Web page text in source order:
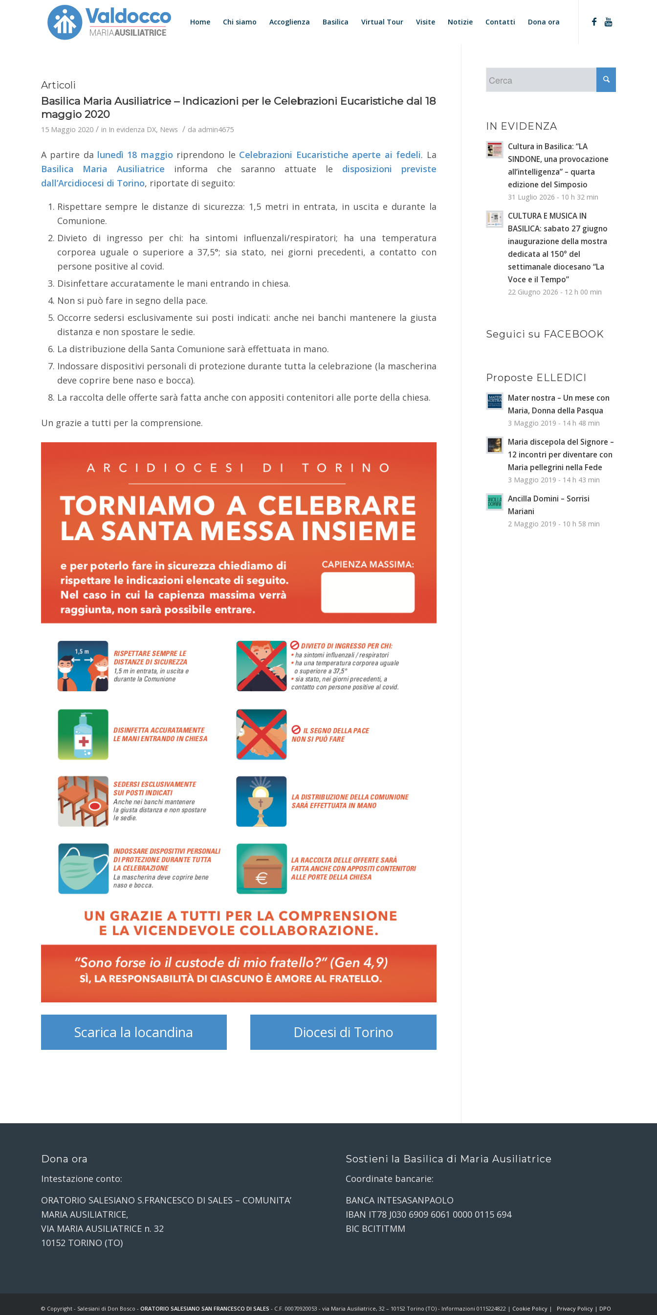
Home Chi siamo Accoglienza Basilica Virtual Tour Visite Notizie Contatti Dona ora
Articoli
Basilica Maria Ausiliatrice – Indicazioni per le Celebrazioni Eucaristiche dal 18
maggio 2020
15 Maggio 2020 / in In evidenza DX, News / da admin4675
A partire da lunedì 18 maggio riprendono le Celebrazioni Eucaristiche aperte ai fedeli. La
Basilica Maria Ausiliatrice informa che saranno attuate le disposizioni previste
dall’Arcidiocesi di Torino, riportate di seguito:
Rispettare sempre le distanze di sicurezza: 1,5 metri in entrata, in uscita e durante la
Comunione.
Divieto di ingresso per chi: ha sintomi influenzali/respiratori; ha una temperatura
corporea uguale o superiore a 37,5°; sia stato, nei giorni precedenti, a contatto con
persone positive al covid.
Disinfettare accuratamente le mani entrando in chiesa.
Non si può fare in segno della pace.
Occorre sedersi esclusivamente sui posti indicati: anche nei banchi mantenere la giusta
distanza e non spostare le sedie.
La distribuzione della Santa Comunione sarà effettuata in mano.
Indossare dispositivi personali di protezione durante tutta la celebrazione (la mascherina
deve coprire bene naso e bocca).
La raccolta delle offerte sarà fatta anche con appositi contenitori alle porte della chiesa.
Un grazie a tutti per la comprensione.
Scarica la locandina Diocesi di Torino
IN EVIDENZA
Cultura in Basilica: “LA
SINDONE, una provocazione
all’intelligenza” – quarta
edizione del Simposio
31 Luglio 2026 - 10 h 32 min
CULTURA E MUSICA IN
BASILICA: sabato 27 giugno
inaugurazione della mostra
dedicata al 150° del
settimanale diocesano “La
Voce e il Tempo”
22 Giugno 2026 - 12 h 00 min
Seguici su FACEBOOK
Proposte ELLEDICI
Mater nostra – Un mese con
Maria, Donna della Pasqua
3 Maggio 2019 - 14 h 48 min
Maria discepola del Signore –
12 incontri per diventare con
Maria pellegrini nella Fede
3 Maggio 2019 - 14 h 43 min
Ancilla Domini – Sorrisi
Mariani
2 Maggio 2019 - 10 h 58 min
Dona ora
Intestazione conto:
ORATORIO SALESIANO S.FRANCESCO DI SALES – COMUNITA’
MARIA AUSILIATRICE,
VIA MARIA AUSILIATRICE n. 32
10152 TORINO (TO)
Sostieni la Basilica di Maria Ausiliatrice
Coordinate bancarie:
BANCA INTESASANPAOLO
IBAN IT78 J030 6909 6061 0000 0115 694
BIC BCITITMM
© Copyright - Salesiani di Don Bosco - ORATORIO SALESIANO SAN FRANCESCO DI SALES - C.F. 00070920053 - via Maria Ausiliatrice, 32 – 10152 Torino (TO) - Informazioni 0115224822 | Cookie Policy| Privacy Policy| DPO